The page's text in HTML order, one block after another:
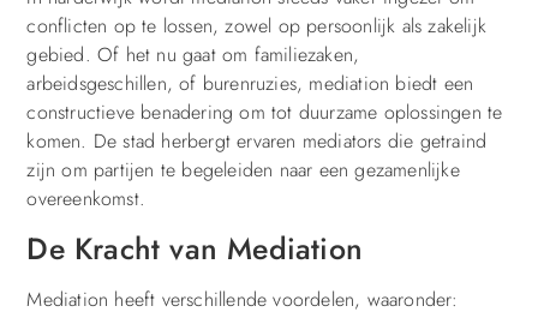
conflicten op te lossen, zowel op persoonlijk als zakelijk
gebied. Of het nu gaat om familiezaken,
arbeidsgeschillen, of burenruzies, mediation biedt een
constructieve benadering om tot duurzame oplossingen te
komen. De stad herbergt ervaren mediators die getraind
zijn om partijen te begeleiden naar een gezamenlijke
overeenkomst.
De Kracht van Mediation
Mediation heeft verschillende voordelen, waaronder: